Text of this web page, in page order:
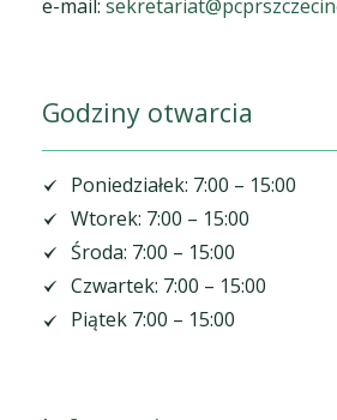
e-mail:
Godziny otwarcia
Poniedziałek: 7:00 – 15:00
Wtorek: 7:00 – 15:00
Środa: 7:00 – 15:00
Czwartek: 7:00 – 15:00
Piątek 7:00 – 15:00